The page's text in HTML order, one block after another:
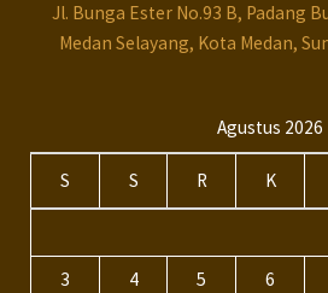
Jl. Bunga Ester No.93 B, Padang
Medan Selayang, Kota Medan,
Agustus 2026
S S R K
3 4 5 6